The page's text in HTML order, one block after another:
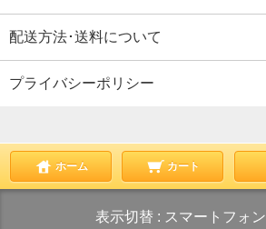
配送方法･送料について
プライバシーポリシー
ホーム カート
表示切替 : スマートフォン